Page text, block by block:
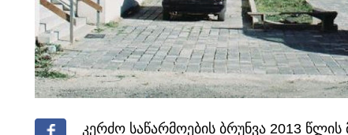
კერძო საწარმოების ბრუნვა 2013